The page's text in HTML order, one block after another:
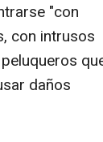
"con
con intrusos
daños